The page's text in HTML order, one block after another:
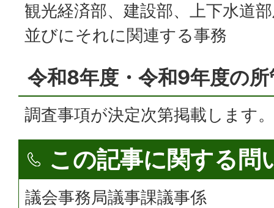
観光経済部、建設部、上下水道
並びにそれに関連する事務
令和8年度・令和9年度の
調査事項が決定次第掲載します。
この記事に関する問
議会事務局議事課議事係